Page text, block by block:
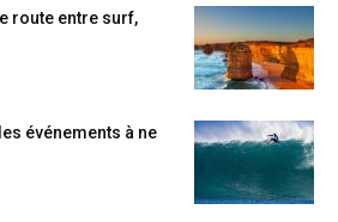
route entre surf,
événements à ne